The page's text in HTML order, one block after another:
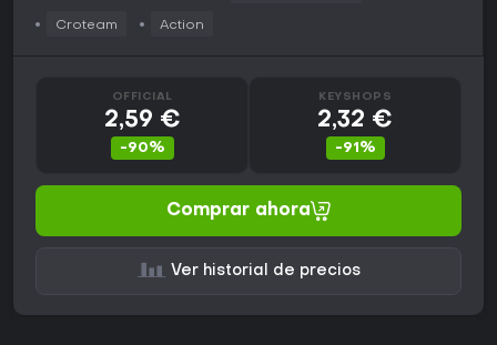
Croteam Action
OFFICIAL
2,59 €
-90%
KEYSHOPS
2,32 €
-91%
Comprar ahora
Ver historial de precios